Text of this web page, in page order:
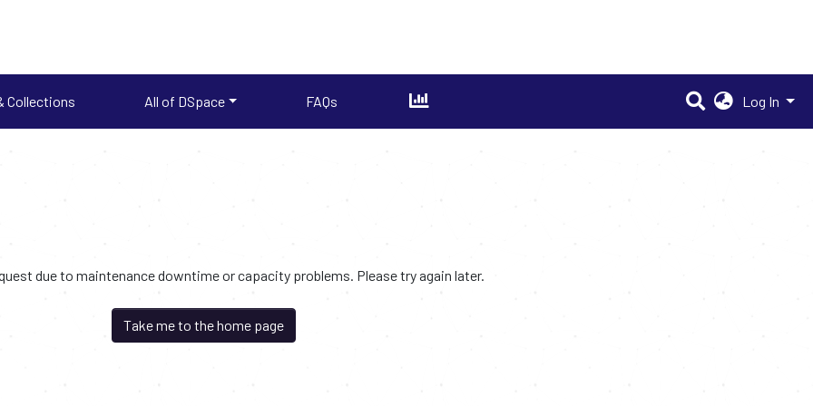
Collections All of DSpace FAQs Log In
due to maintenance downtime or capacity problems. Please try again later.
Take me to the home page